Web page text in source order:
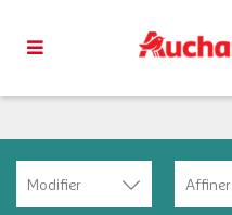
Modifier Affiner